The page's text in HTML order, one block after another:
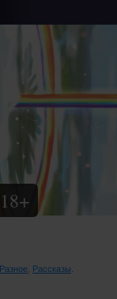
18+
Разное Рассказы